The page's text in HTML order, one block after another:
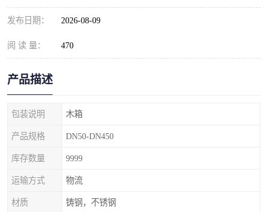
发布日期： 2026-08-09
阅 读 量： 470
产品描述
包装说明 木箱
产品规格 DN50-DN450
库存数量 9999
运输方式 物流
材质 铸钢，不锈钢